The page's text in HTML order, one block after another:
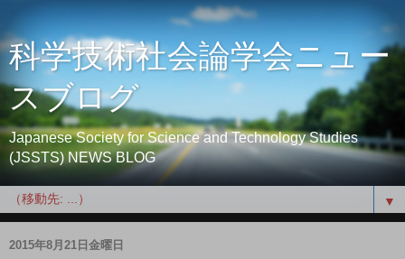
科学技術社会論学会ニュー
スブログ
Japanese Society for Science and Technology Studies
(JSSTS) NEWS BLOG
▼
2015年8月21日金曜日